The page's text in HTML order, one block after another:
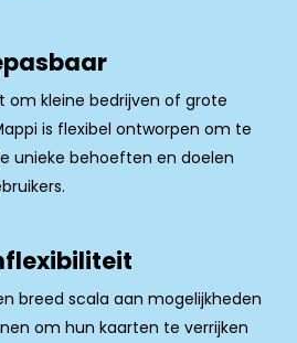
om kleine bedrijven of grote
is flexibel ontworpen om te
unieke behoeften en doelen
breed scala aan mogelijkheden
om hun kaarten te verrijken